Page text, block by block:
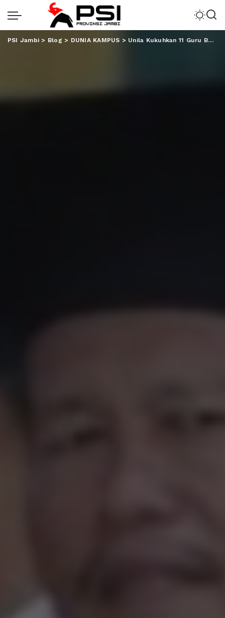
PSI Jambi > Blog > DUNIA KAMPUS > Unila Kukuhkan 11 Guru Besar